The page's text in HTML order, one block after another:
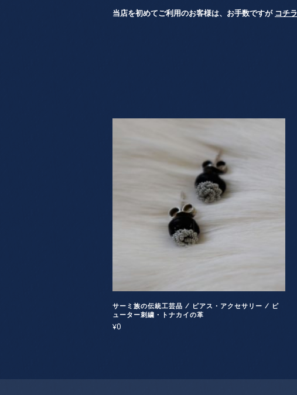
当店を初めてご利用のお客様は、お手数ですが コチラ
サーミ族の伝統工芸品 / ピアス・アクセサリー / ピ
ューター刺繍・トナカイの革
¥0